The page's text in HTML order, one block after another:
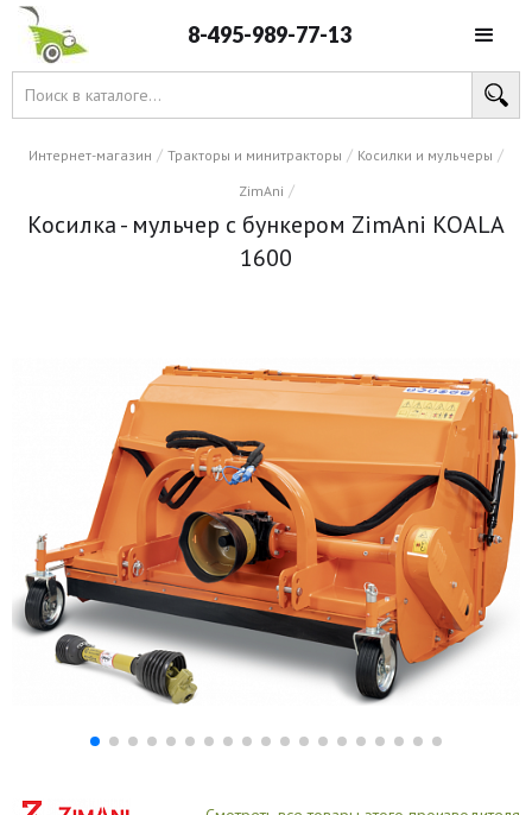
8-495-989-77-13
Интернет-магазин / Тракторы и минитракторы / Косилки и мульчеры /
ZimAni /
Косилка - мульчер с бункером ZimAni KOALA
1600